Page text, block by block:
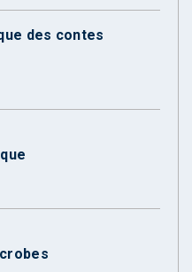
des contes